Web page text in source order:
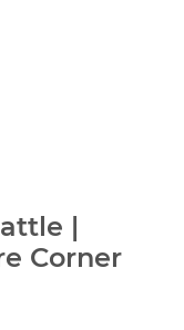
|
Corner